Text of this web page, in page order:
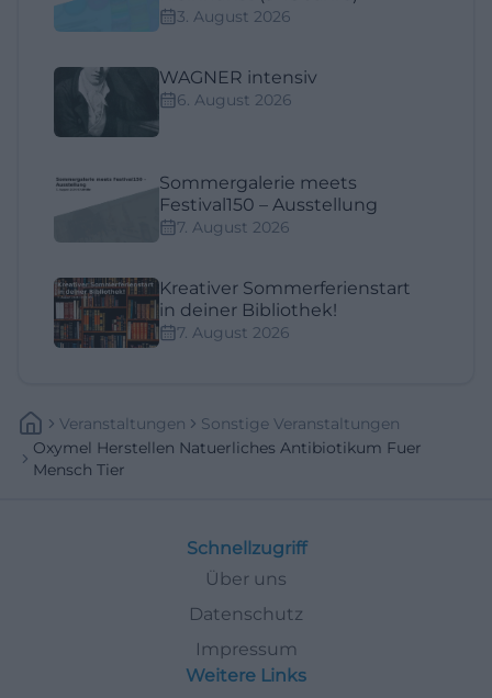
3. August 2026
WAGNER intensiv
6. August 2026
Sommergalerie meets
Festival150 – Ausstellung
7. August 2026
Kreativer Sommerferienstart
in deiner Bibliothek!
7. August 2026
Veranstaltungen
Sonstige Veranstaltungen
Oxymel Herstellen Natuerliches Antibiotikum Fuer
Mensch Tier
Schnellzugriff
Über uns
Datenschutz
Impressum
Weitere Links